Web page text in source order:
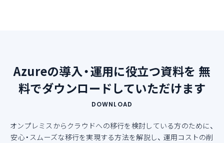
Azureの導入・運用に役立つ資料を 無
料でダウンロードしていただけます
DOWNLOAD
オンプレミスからクラウドへの移行を検討している方のために、
安心・スムーズな移行を実現する方法を解説し、 運用コストの削